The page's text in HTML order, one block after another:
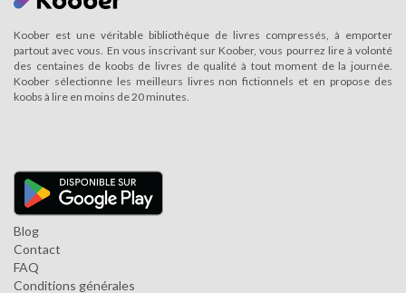
Koober est une véritable bibliothèque de livres compressés, à emporter
partout avec vous. En vous inscrivant sur Koober, vous pourrez lire à volonté
des centaines de koobs de livres de qualité à tout moment de la journée.
Koober sélectionne les meilleurs livres non fictionnels et en propose des
koobs à lire en moins de 20 minutes.
Blog
Contact
FAQ
Conditions générales